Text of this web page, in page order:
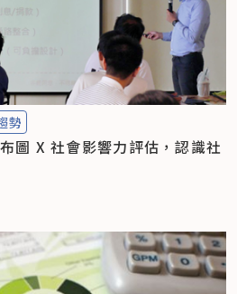
勢
圖 X 社會影響力評估，認識社